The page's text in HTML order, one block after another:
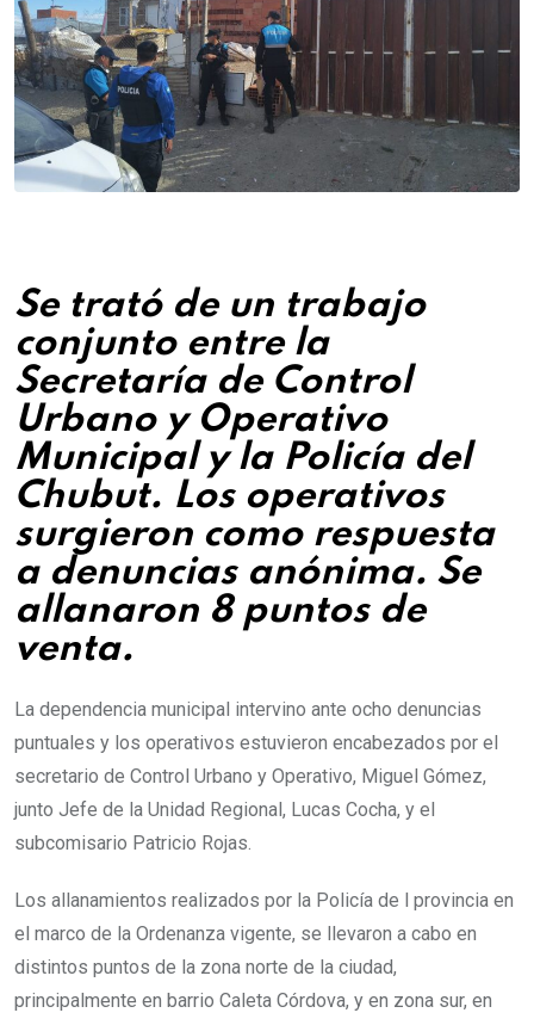
Se trató de un trabajo
conjunto entre la
Secretaría de Control
Urbano y Operativo
Municipal y la Policía del
Chubut. Los operativos
surgieron como respuesta
a denuncias anónima. Se
allanaron 8 puntos de
venta.
La dependencia municipal intervino ante ocho denuncias
puntuales y los operativos estuvieron encabezados por el
secretario de Control Urbano y Operativo, Miguel Gómez,
junto Jefe de la Unidad Regional, Lucas Cocha, y el
subcomisario Patricio Rojas.
Los allanamientos realizados por la Policía de l provincia en
el marco de la Ordenanza vigente, se llevaron a cabo en
distintos puntos de la zona norte de la ciudad,
principalmente en barrio Caleta Córdova, y en zona sur, en